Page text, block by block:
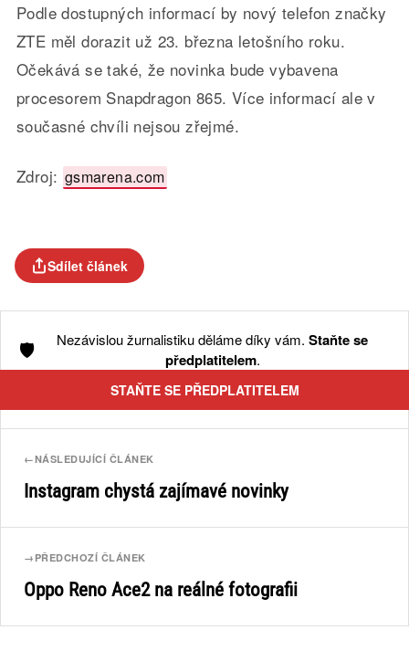
Podle dostupných informací by nový telefon značky
ZTE měl dorazit už 23. března letošního roku.
Očekává se také, že novinka bude vybavena
procesorem Snapdragon 865. Více informací ale v
současné chvíli nejsou zřejmé.
Zdroj: gsmarena.com
Sdílet článek
🛡️ Nezávislou žurnalistiku děláme díky vám. Staňte se
předplatitelem.
STAŇTE SE PŘEDPLATITELEM
←NÁSLEDUJÍCÍ ČLÁNEK
Instagram chystá zajímavé novinky
→ PŘEDCHOZÍ ČLÁNEK
Oppo Reno Ace2 na reálné fotografii